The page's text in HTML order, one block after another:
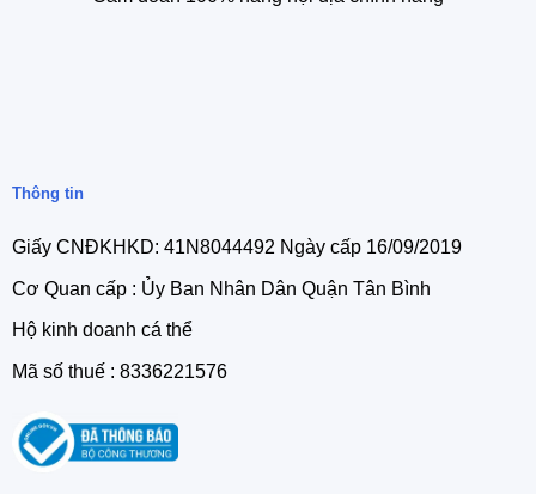
Thông tin
Giấy CNĐKHKD: 41N8044492 Ngày cấp 16/09/2019
Cơ Quan cấp : Ủy Ban Nhân Dân Quận Tân Bình
Hộ kinh doanh cá thể
Mã số thuế : 8336221576